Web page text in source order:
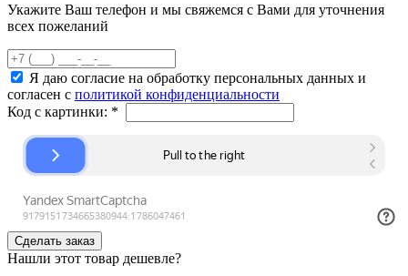
Укажите Ваш телефон и мы свяжемся с Вами для уточнения
всех пожеланий
Я даю согласие на обработку персональных данных и
согласен с политикой конфиденциальности
Код с картинки: *
Нашли этот товар дешевле?